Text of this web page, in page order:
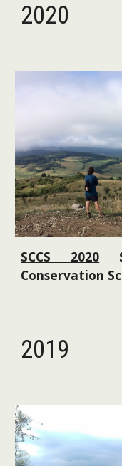
2020
SCCS 2020
Conservation
2019